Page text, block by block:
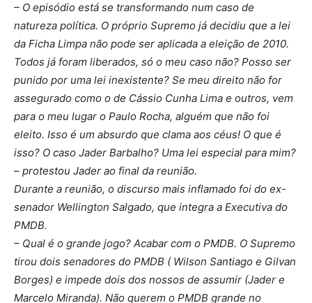
– O episódio está se transformando num caso de
natureza política. O próprio Supremo já decidiu que a lei
da Ficha Limpa não pode ser aplicada a eleição de 2010.
Todos já foram liberados, só o meu caso não? Posso ser
punido por uma lei inexistente? Se meu direito não for
assegurado como o de Cássio Cunha Lima e outros, vem
para o meu lugar o Paulo Rocha, alguém que não foi
eleito. Isso é um absurdo que clama aos céus! O que é
isso? O caso Jader Barbalho? Uma lei especial para mim?
– protestou Jader ao final da reunião.
Durante a reunião, o discurso mais inflamado foi do ex-
senador Wellington Salgado, que integra a Executiva do
PMDB.
– Qual é o grande jogo? Acabar com o PMDB. O Supremo
tirou dois senadores do PMDB ( Wilson Santiago e Gilvan
Borges) e impede dois dos nossos de assumir (Jader e
Marcelo Miranda). Não querem o PMDB grande no